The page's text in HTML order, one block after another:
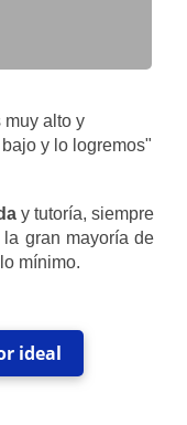
muy alto y
y lo logremos"
y tutoría, siempre
gran mayoría de
mínimo.
ideal